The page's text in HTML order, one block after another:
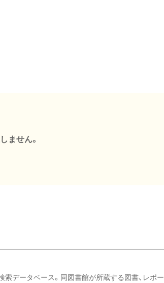
ません。
データベース。同図書館が所蔵する図書、レポー